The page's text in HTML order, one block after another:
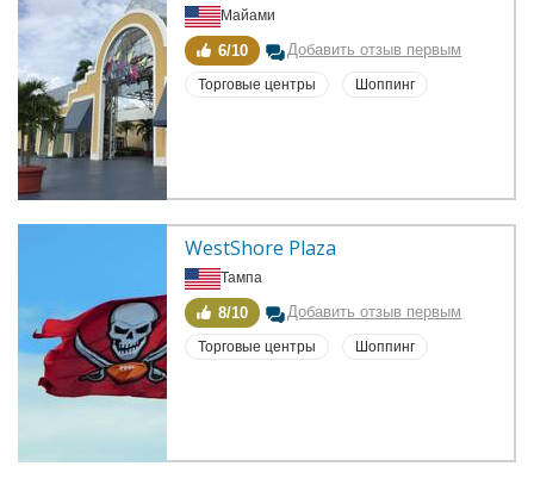
Майами
6/10 Добавить отзыв первым
Торговые центры Шоппинг
WestShore Plaza
Тампа
8/10 Добавить отзыв первым
Торговые центры Шоппинг